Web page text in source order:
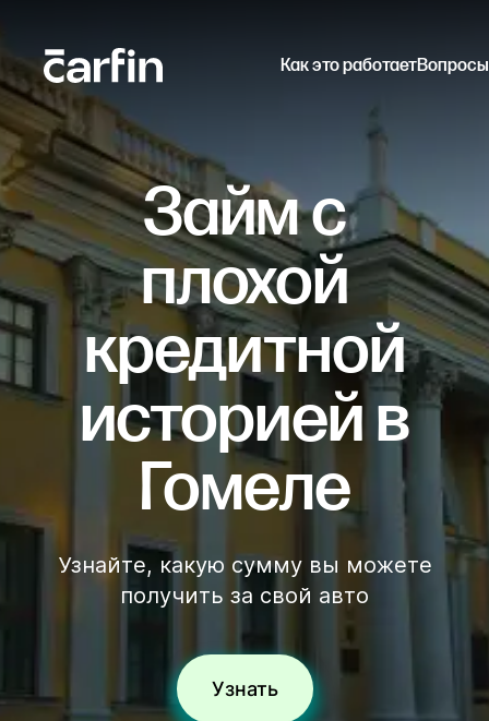
Как это работает
Займ с
плохой
кредитной
историей в
Гомеле
Узнайте, какую сумму вы можете
получить за свой авто
Узнать